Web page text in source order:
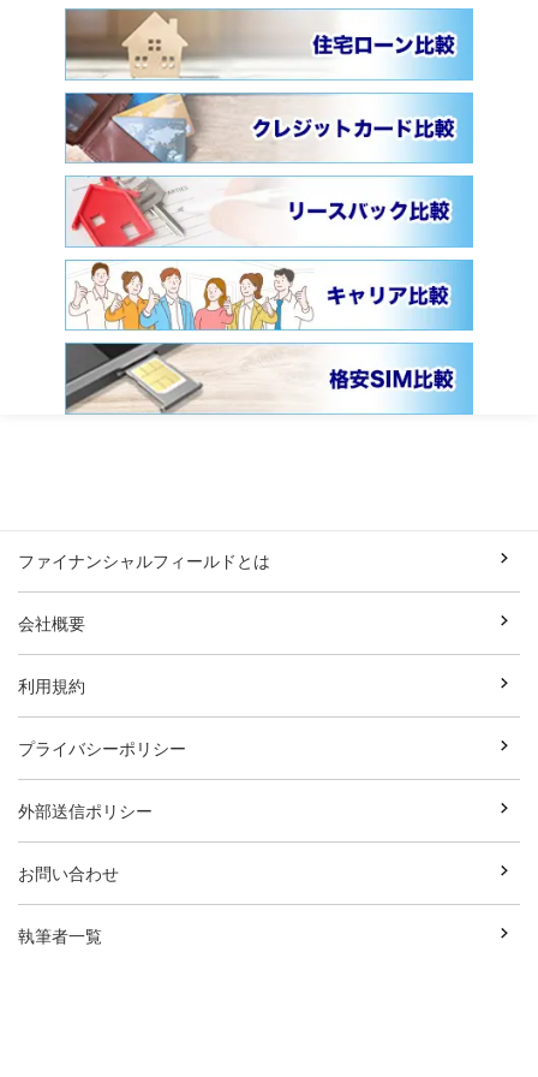
ファイナンシャルフィールドとは
会社概要
利用規約
プライバシーポリシー
外部送信ポリシー
お問い合わせ
執筆者一覧